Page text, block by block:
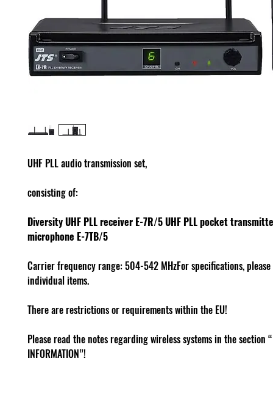
UHF PLL audio transmission set,
consisting of:
Diversity UHF PLL receiver E-7R/5UHF PLL pocket
microphone E-7TB/5
Carrier frequency range: 504-542 MHzFor specifications,
individual items.
There are restrictions or requirements within the EU!
Please read the notes regarding wireless systems in the section
INFORMATION”!